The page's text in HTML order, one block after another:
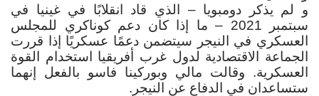
و لم يذكر دومبويا – الذي قاد انقلابًا في غينيا في
سبتمبر 2021 – ما إذا كان دعم كوناكري للمجلس
العسكري في النيجر سيتضمن دعمًا عسكريًا إذا قررت
الجماعة الاقتصادية لدول غرب أفريقيا استخدام القوة
العسكرية. وقالت مالي وبوركينا فاسو بالفعل إنهما
ستساعدان في الدفاع عن النيجر .